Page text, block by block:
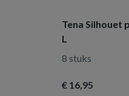
Tena Silhouet
L
8 stuks
€ 16 ,95